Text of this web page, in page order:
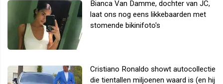
Bianca Van Damme, dochter van JC,
laat ons nog eens likkebaarden met
stomende bikinifoto's
Cristiano Ronaldo showt autocollectie
die tientallen miljoenen waard is (en hij